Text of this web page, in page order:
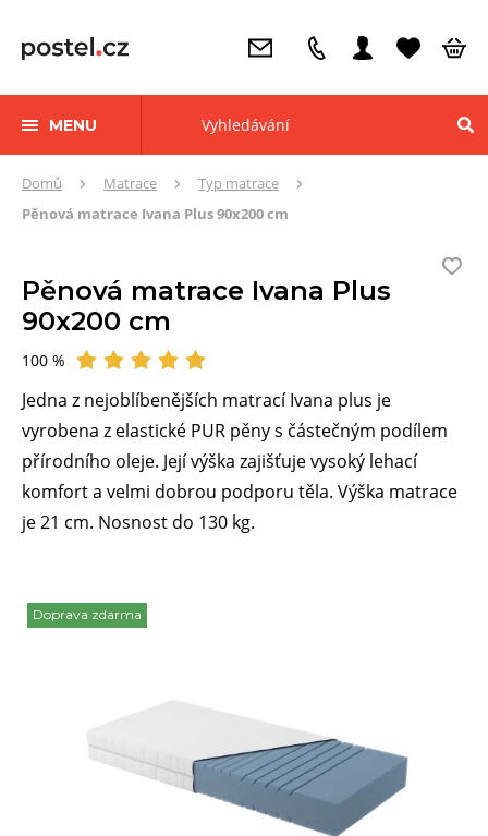
MENU
ZdeDomů Matrace
Typ matrace
Pěnová matrace Ivana Plus 90x200 cm
Pěnová matrace Ivana Plus
90x200 cm
Hodnocení
100 %
Jedna z nejoblíbenějších matrací Ivana plus je
vyrobena z elastické PUR pěny s částečným podílem
přírodního oleje. Její výška zajišťuje vysoký lehací
komfort a velmi dobrou podporu těla. Výška matrace
je 21 cm. Nosnost do 130 kg.
Doprava zdarma